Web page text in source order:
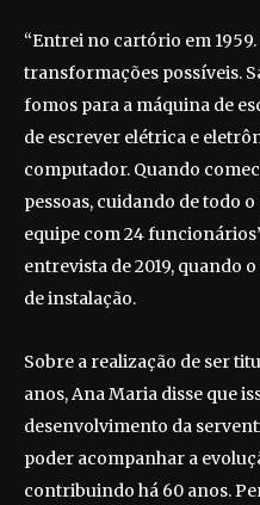
“Entrei no cartório em 1959.
transformações possíveis.
fomos para a máquina de
de escrever elétrica e
computador. Quando
pessoas, cuidando de todo
equipe com 24
entrevista de 2019, quando
de instalação.
Sobre a realização de ser
anos, Ana Maria disse que
desenvolvimento da
poder acompanhar a
contribuindo há 60 anos.